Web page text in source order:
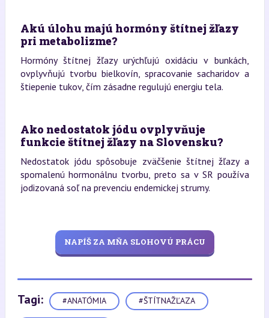
Akú úlohu majú hormóny štítnej žľazy
pri metabolizme?
Hormóny štítnej žľazy urýchľujú oxidáciu v bunkách,
ovplyvňujú tvorbu bielkovín, spracovanie sacharidov a
štiepenie tukov, čím zásadne regulujú energiu tela.
Ako nedostatok jódu ovplyvňuje
funkcie štítnej žľazy na Slovensku?
Nedostatok jódu spôsobuje zväčšenie štítnej žľazy a
spomalenú hormonálnu tvorbu, preto sa v SR používa
jodizovaná soľ na prevenciu endemickej strumy.
NAPÍŠ ZA MŇA SLOHOVÚ PRÁCU
Tagi: #ANATÓMIA #ŠTÍTNAŽĽAZA